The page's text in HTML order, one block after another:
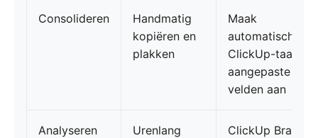
Consolideren
Handmatig
kopiëren en
plakken
Maak
automatisch
ClickUp-taak +
aangepaste
velden aan
Analyseren
Urenlang
ClickUp Brain